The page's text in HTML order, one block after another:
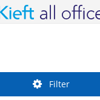
Filter